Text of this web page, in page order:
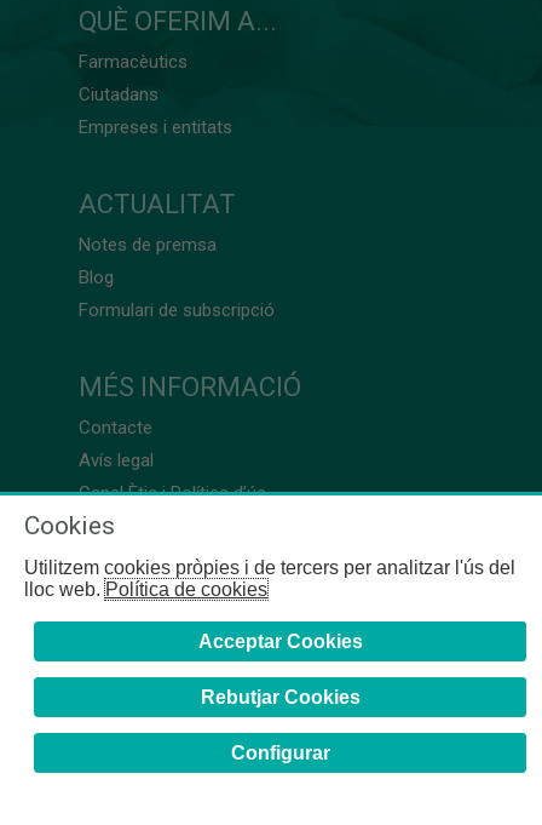
QUÈ OFERIM A...
Farmacèutics
Ciutadans
Empreses i entitats
ACTUALITAT
Notes de premsa
Blog
Formulari de subscripció
MÉS INFORMACIÓ
Contacte
Avís legal
Canal Ètic i Política d’ús
Cookies
Utilitzem cookies pròpies i de tercers per analitzar l'ús del
lloc web.Política de cookies
Acceptar Cookies
Rebutjar Cookies
Configurar